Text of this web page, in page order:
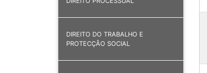
DIREITO DO TRABALHO E
PROTECÇÃO SOCIAL